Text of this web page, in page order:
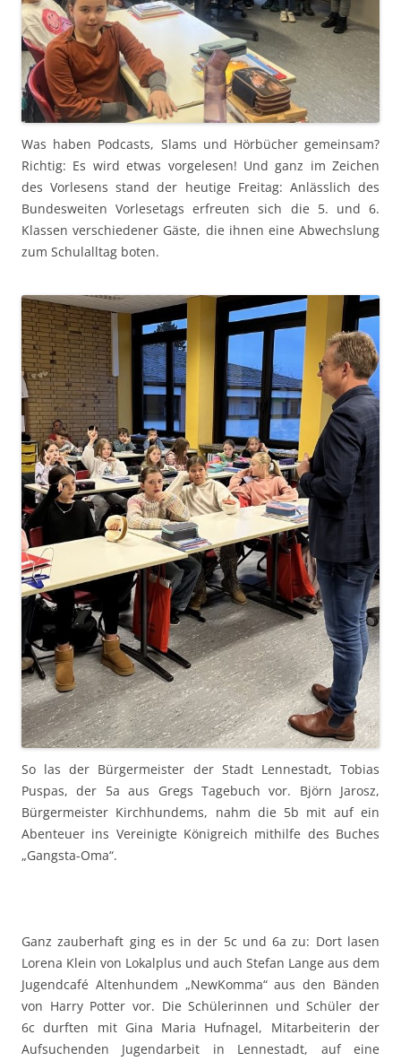
Was haben Podcasts, Slams und Hörbücher gemeinsam?
Richtig: Es wird etwas vorgelesen! Und ganz im Zeichen
des Vorlesens stand der heutige Freitag: Anlässlich des
Bundesweiten Vorlesetags erfreuten sich die 5. und 6.
Klassen verschiedener Gäste, die ihnen eine Abwechslung
zum Schulalltag boten.
So las der Bürgermeister der Stadt Lennestadt, Tobias
Puspas, der 5a aus Gregs Tagebuch vor. Björn Jarosz,
Bürgermeister Kirchhundems, nahm die 5b mit auf ein
Abenteuer ins Vereinigte Königreich mithilfe des Buches
„Gangsta-Oma“.
Ganz zauberhaft ging es in der 5c und 6a zu: Dort lasen
Lorena Klein von Lokalplus und auch Stefan Lange aus dem
Jugendcafé Altenhundem „NewKomma“ aus den Bänden
von Harry Potter vor. Die Schülerinnen und Schüler der
6c durften mit Gina Maria Hufnagel, Mitarbeiterin der
Aufsuchenden Jugendarbeit in Lennestadt, auf eine